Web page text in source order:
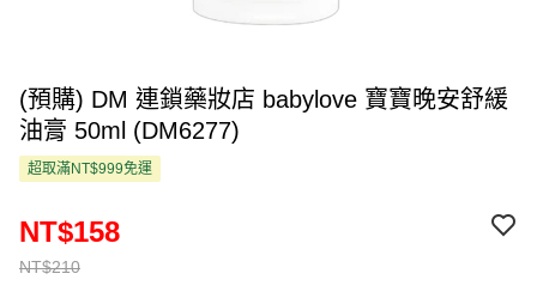
(預購) DM 連鎖藥妝店 babylove 寶寶晚安舒緩
油膏 50ml (DM6277)
超取滿NT$999免運
NT$210
NT$158